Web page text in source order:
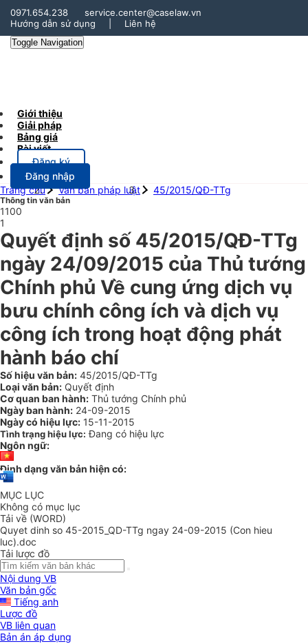
0971.654.238
service.center@caselaw.vn
Hướng dẫn sử dụng
Liên hệ
Toggle Navigation
Giới thiệu
Giải pháp
Bảng giá
Bài viết
Đăng ký
Đăng nhập
Trang chủ
Văn bản pháp luật 45/2015/QĐ-TTg
Thông tin văn bản
1100
1
Quyết định số 45/2015/QĐ-TTg
ngày 24/09/2015 của Thủ tướng
Chính phủ Về cung ứng dịch vụ
bưu chính công ích và dịch vụ
công ích trong hoạt động phát
hành báo chí
Số hiệu văn bản: 45/2015/QĐ-TTg
Loại văn bản: Quyết định
Cơ quan ban hành: Thủ tướng Chính phủ
Ngày ban hành: 24-09-2015
Ngày có hiệu lực: 15-11-2015
Tình trạng hiệu lực: Đang có hiệu lực
Ngôn ngữ:
Định dạng văn bản hiện có:
MỤC LỤC
Không có mục lục
Tải về (WORD)
Quyet dinh so 45-2015_QD-TTg ngay 24-09-2015 (Con hieu
luc).doc
Tải lược đồ
Nội dung VB
Văn bản gốc
Tiếng anh
Lược đồ
VB liên quan
Bản án áp dụng